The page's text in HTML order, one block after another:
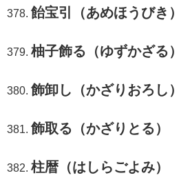
飴宝引（あめほうびき）
柚子飾る（ゆずかざる）
飾卸し（かざりおろし）
飾取る（かざりとる）
柱暦（はしらごよみ）